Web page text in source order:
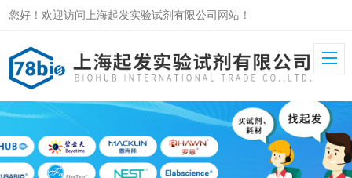
您好！欢迎访问上海起发实验试剂有限公司网站！